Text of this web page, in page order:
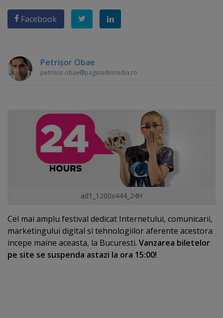
Facebook
Petrişor Obae
petrisor.obae paginademedia.ro
ad1_1200x444_24H
Cel mai amplu festival dedicat Internetului, comunicarii,
marketingului digital si tehnologiilor aferente acestora
incepe maine aceasta, la Bucuresti. Vanzarea biletelor
pe site se suspenda astazi la ora 15:00!